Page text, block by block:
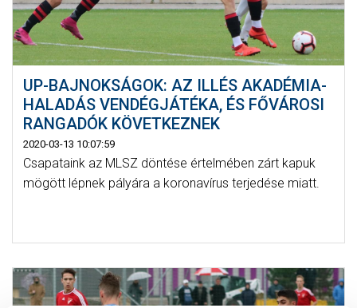
UP-BAJNOKSÁGOK: AZ ILLÉS AKADÉMIA-
HALADÁS VENDÉGJÁTÉKA, ÉS FŐVÁROSI
RANGADÓK KÖVETKEZNEK
2020-03-13 10:07:59
Csapataink az MLSZ döntése értelmében zárt kapuk
mögött lépnek pályára a koronavírus terjedése miatt.